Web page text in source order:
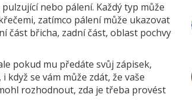
nebo pálení. Každý typ může
zatímco pálení může ukazovat
část břicha, zadní část, oblast pochvy
pokud mu předáte svůj zápisek,
se vám může zdát, že vaše
rozhodnout, zda je třeba provést